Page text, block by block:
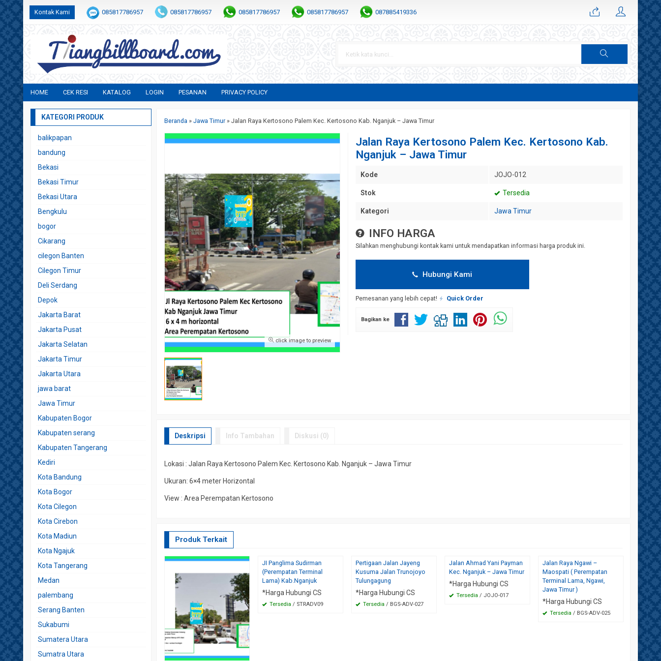
Kontak Kami 085817786957 085817786957 085817786957 085817786957 087885419336
HOME CEK RESI KATALOG LOGIN PESANAN PRIVACY POLICY
Beranda »Jawa Timur »Jalan Raya Kertosono Palem Kec. Kertosono Kab. Nganjuk – Jawa Timur
click image to preview
Jalan Raya Kertosono Palem Kec. Kertosono Kab.
Nganjuk – Jawa Timur
Kode JOJO-012
Stok Tersedia
Kategori Jawa Timur
INFO HARGA
Silahkan menghubungi kontak kami untuk mendapatkan informasi harga produk ini.
Hubungi Kami
Pemesanan yang lebih cepat! Quick Order
Bagikan ke
Deskripsi Info Tambahan Diskusi (0)
Lokasi : Jalan Raya Kertosono Palem Kec. Kertosono Kab. Nganjuk – Jawa Timur
Ukuran: 6×4 meter Horizontal
View : Area Perempatan Kertosono
Produk Terkait
JI Panglima Sudirman
(Perempatan Terminal
Lama) Kab.Nganjuk
*Harga Hubungi CS
Tersedia / STRADV09
Pertigaan Jalan Jayeng
Kusuma Jalan Trunojoyo
Tulungagung
*Harga Hubungi CS
Tersedia / BGS-ADV-027
Jalan Ahmad Yani Payman
Kec. Nganjuk – Jawa Timur
*Harga Hubungi CS
Tersedia / JOJO-017
Jalan Raya Ngawi –
Maospati ( Perempatan
Terminal Lama, Ngawi,
Jawa Timur )
*Harga Hubungi CS
Tersedia / BGS-ADV-025
KATEGORI PRODUK
balikpapan
bandung
Bekasi
Bekasi Timur
Bekasi Utara
Bengkulu
bogor
Cikarang
cilegon Banten
Cilegon Timur
Deli Serdang
Depok
Jakarta Barat
Jakarta Pusat
Jakarta Selatan
Jakarta Timur
Jakarta Utara
jawa barat
Jawa Timur
Kabupaten Bogor
Kabupaten serang
Kabupaten Tangerang
Kediri
Kota Bandung
Kota Bogor
Kota Cilegon
Kota Cirebon
Kota Madiun
Kota Ngajuk
Kota Tangerang
Medan
palembang
Serang Banten
Sukabumi
Sumatera Utara
Sumatra Utara